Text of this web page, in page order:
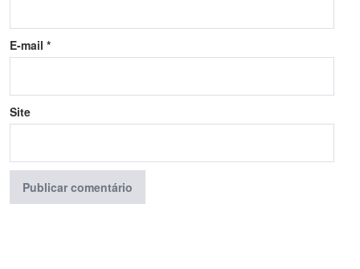
E-mail *
Site